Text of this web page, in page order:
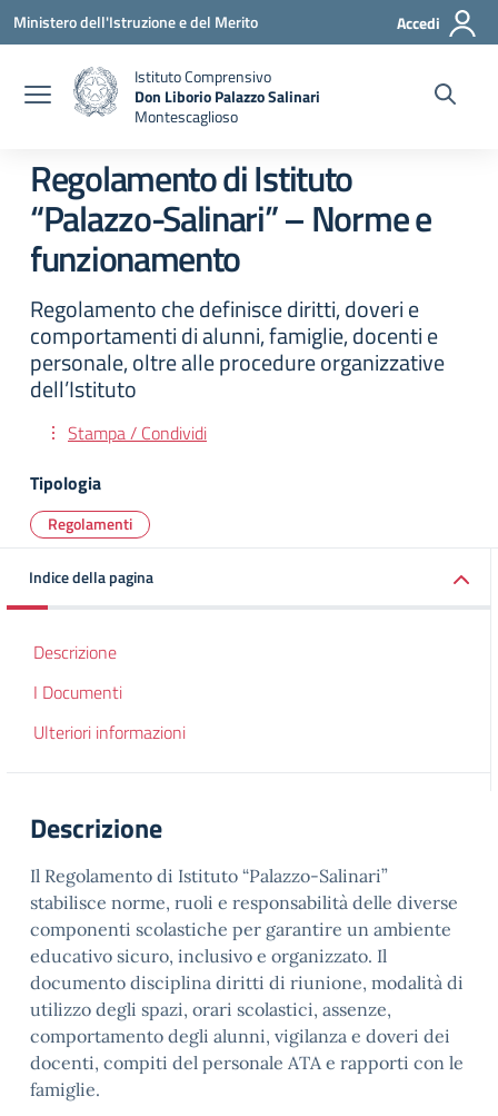
Vai ai contenuti
Vai al menu di navigazione
Vai al footer
Ministero dell'Istruzione e del Merito Accedi
Istituto Comprensivo
Don Liborio Palazzo Salinari
Montescaglioso
Regolamento di Istituto
“Palazzo-Salinari” – Norme e
funzionamento
Regolamento che definisce diritti, doveri e
comportamenti di alunni, famiglie, docenti e
personale, oltre alle procedure organizzative
dell’Istituto
Stampa / Condividi
Tipologia
Regolamenti
Indice della pagina
Descrizione
I Documenti
Ulteriori informazioni
Descrizione
Il Regolamento di Istituto “Palazzo-Salinari”
stabilisce norme, ruoli e responsabilità delle diverse
componenti scolastiche per garantire un ambiente
educativo sicuro, inclusivo e organizzato. Il
documento disciplina diritti di riunione, modalità di
utilizzo degli spazi, orari scolastici, assenze,
comportamento degli alunni, vigilanza e doveri dei
docenti, compiti del personale ATA e rapporti con le
famiglie.